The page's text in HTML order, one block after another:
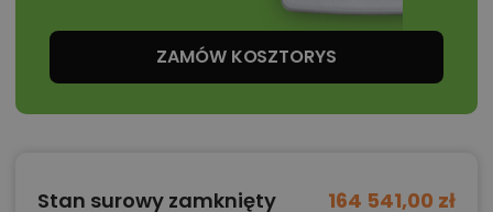
ZAMÓW KOSZTORYS
Stan surowy zamknięty 164 541,00 zł